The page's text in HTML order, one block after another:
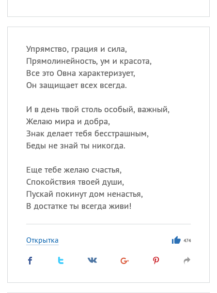
Упрямство, грация и сила,
Прямолинейность, ум и красота,
Все это Овна характеризует,
Он защищает всех всегда.
И в день твой столь особый, важный,
Желаю мира и добра,
Знак делает тебя бесстрашным,
Беды не знай ты никогда.
Еще тебе желаю счастья,
Спокойствия твоей души,
Пускай покинут дом ненастья,
В достатке ты всегда живи!
Открытка 474